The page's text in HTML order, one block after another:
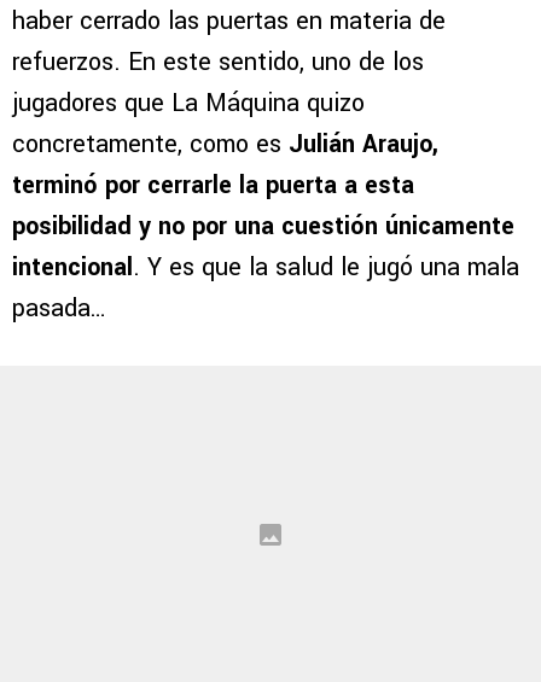
haber cerrado las puertas en materia de
refuerzos. En este sentido, uno de los
jugadores que La Máquina quizo
concretamente, como es Julián Araujo,
terminó por cerrarle la puerta a esta
posibilidad y no por una cuestión únicamente
intencional. Y es que la salud le jugó una mala
pasada…